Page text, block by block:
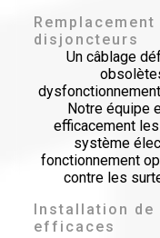
disjoncteurs
Un câblage
Notre équipe
efficacement
système
fonctionnement
contre les
Installation de
efficaces